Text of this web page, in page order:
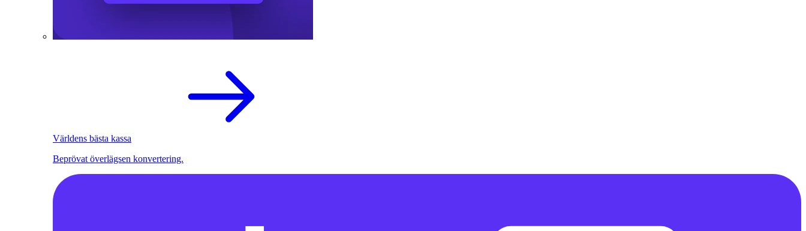
Världens bästa kassa
Beprövat överlägsen konvertering.